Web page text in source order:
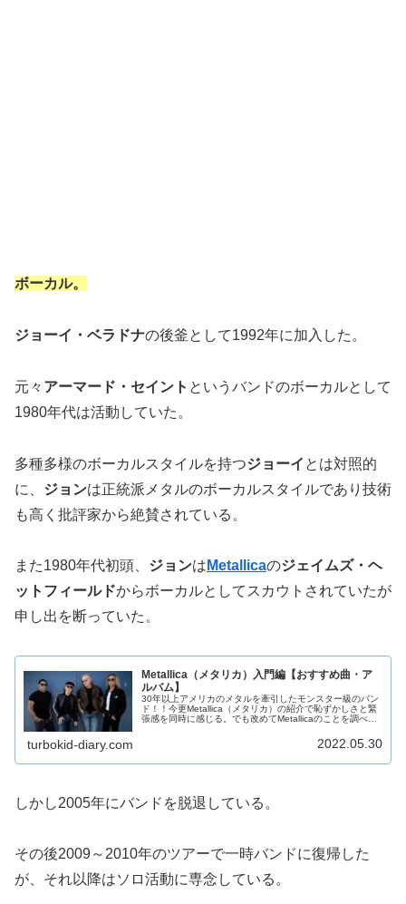
ボーカル。
ジョーイ・ベラドナの後釜として1992年に加入した。
元々 アーマード・セイント というバンドのボーカルとして
1980年代は活動していた。
多種多様のボーカルスタイルを持つジョーイ とは対照的
に、 ジョンは正統派メタルのボーカルスタイルであり技術
も高く批評家から絶賛されている。
また1980年代初頭、 ジョンは Metallicaのジェイムズ・ヘ
ットフィールドからボーカルとしてスカウトされていたが
申し出を断っていた。
Metallica（メタリカ）入門編【おすすめ曲・ア
ルバム】
30年以上アメリカのメタルを牽引したモンスター級のバン
ド！！今更Metallica（メタリカ）の紹介で恥ずかしさと緊
張感を同時に感じる。でも改めてMetallicaのことを調べる
turbokid-diary.com 2022.05.30
しかし2005年にバンドを脱退している。
その後2009～2010年のツアーで一時バンドに復帰した
が、それ以降はソロ活動に専念している。